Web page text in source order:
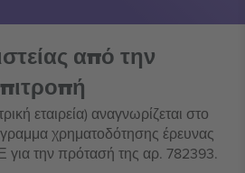
από την
εταιρεία) αναγνωρίζεται στο
χρηματοδότησης έρευνας
για την πρότασή της αρ. 782393.